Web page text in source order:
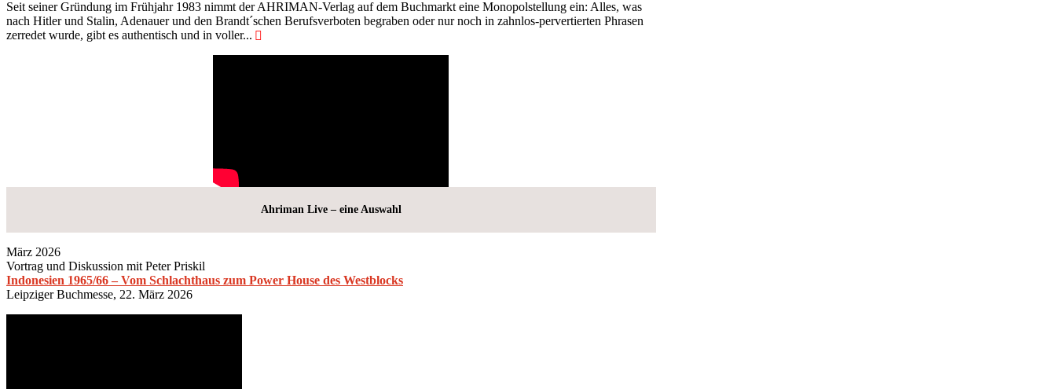
Seit seiner Gründung im Frühjahr 1983 nimmt der AHRIMAN-Verlag auf dem Buchmarkt eine Monopolstellung ein: Alles, was
nach Hitler und Stalin, Adenauer und den Brandt´schen Berufsverboten begraben oder nur noch in zahnlos-pervertierten Phrasen
zerredet wurde, gibt es authentisch und in voller...
Ahriman Live – eine Auswahl
März 2026
Vortrag und Diskussion mit Peter Priskil
Indonesien 1965/66 – Vom Schlachthaus zum Power House des Westblocks
Leipziger Buchmesse, 22. März 2026